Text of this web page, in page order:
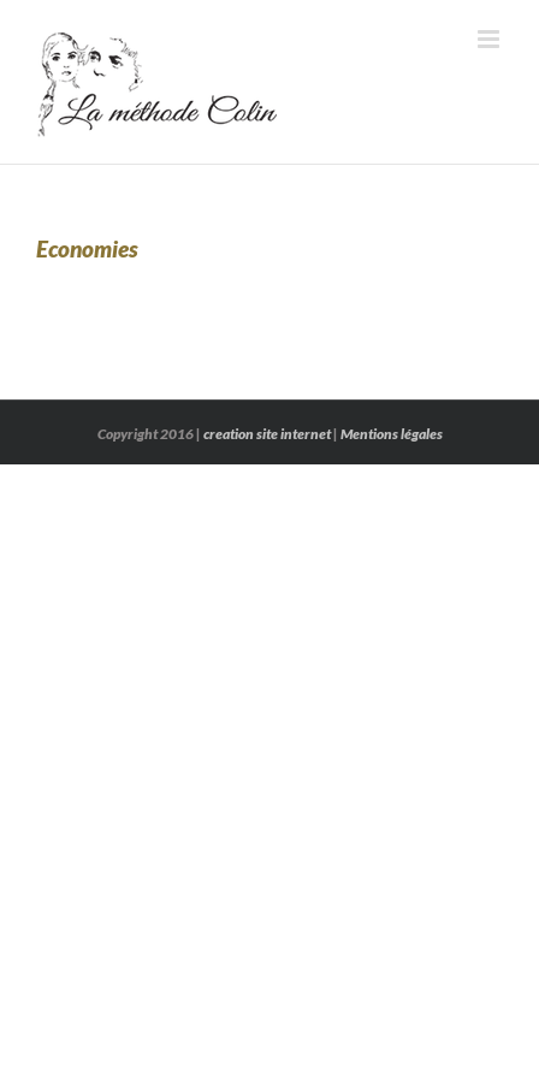
contenu
Economies
Copyright 2016 | creation site internet| Mentions légales